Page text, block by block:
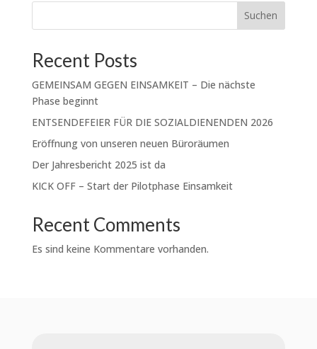
Suchen
Recent Posts
GEMEINSAM GEGEN EINSAMKEIT – Die nächste
Phase beginnt
ENTSENDEFEIER FÜR DIE SOZIALDIENENDEN 2026
Eröffnung von unseren neuen Büroräumen
Der Jahresbericht 2025 ist da
KICK OFF – Start der Pilotphase Einsamkeit
Recent Comments
Es sind keine Kommentare vorhanden.